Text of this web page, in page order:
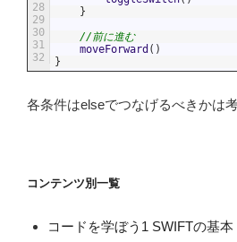
28
29
30
31
32
}
//前に進む
moveForward ( )
}
各条件はelseでつなげるべきかは
コンテンツ別一覧
コードを学ぼう1 SWIFTの基本